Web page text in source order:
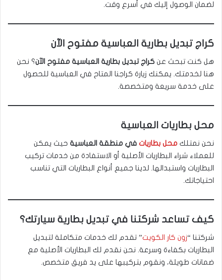
لضمان الوصول إليك في أسرع وقت.
كراج تبديل بطارية العباسية مفتوح الآن
هل كنت تبحث عن كراج تبديل بطارية العباسية مفتوح الآن؟ نحن
هنا لخدمتك. يمكنك زيارة كراجنا المتاح في العباسية للحصول
على خدمة سريعة ومتخصصة.
محل بطاريات العباسية
نحن نمتلك محل بطاريات في منطقة العباسية حيث يمكن
للعملاء شراء البطاريات الأصلية أو الاستفادة من خدمات تركيب
البطاريات واستبدالها. لدينا جميع أنواع البطاريات التي تناسب
احتياجاتك.
كيف تساعد شركتنا في تبديل بطارية سيارتك؟
شركتنا “زون كار الكويت” تقدم لك خدمات متكاملة لتبديل
البطاريات بكفاءة وسرعة. نحن نقدم لك البطاريات الأصلية مع
ضمانات طويلة، ونقوم بتركيبها على يد فريق متخصص.